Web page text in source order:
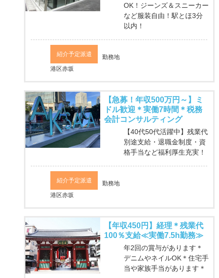
OK！ジーンズ＆スニーカー
など服装自由！駅とほ3分
以内！
紹介予定派遣
勤務地
港区赤坂
【急募！年収500万円～】ミ
ドル歓迎＊実働7時間＊税務
会計コンサルティング
【40代50代活躍中】残業代
別途支給・退職金制度・資
格手当など福利厚生充実！
紹介予定派遣
勤務地
港区赤坂
【年収450円】経理＊残業代
100％支給≪実働7.5h勤務≫
年2回の賞与があります＊
デニムやネイルOK＊住宅手
当や家族手当があります＊